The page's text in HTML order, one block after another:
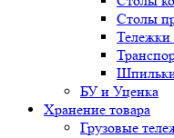
Столы
Тележки
БУ и Уценка
Хранение товара
Грузовые